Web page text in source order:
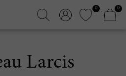
0 0
Larcis